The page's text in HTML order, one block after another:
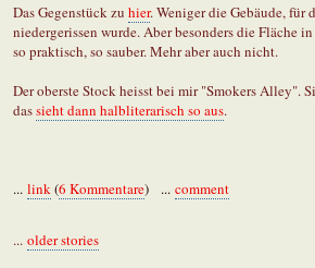
Das Gegenstück zu hier. Weniger die Gebäude, für
niedergerissen wurde. Aber besonders die Fläche
so praktisch, so sauber. Mehr aber auch nicht.
Der oberste Stock heisst bei mir "Smokers Alley".
dassieht dann halbliterarisch so aus.
... link(6 Kommentare) ... comment
... older stories